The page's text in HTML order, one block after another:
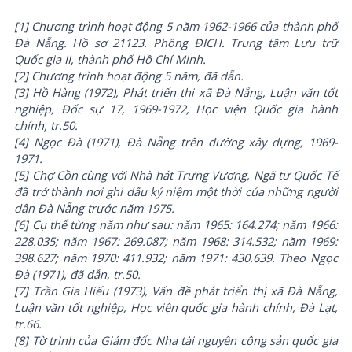
[1] Chương trình hoạt động 5 năm 1962-1966 của thành phố
Đà Nẵng. Hồ sơ 21123. Phông ĐICH. Trung tâm Lưu trữ
Quốc gia II, thành phố Hồ Chí Minh.
[2] Chương trình hoạt động 5 năm, đã dẫn.
[3] Hồ Hàng (1972), Phát triển thị xã Đà Nẵng, Luận văn tốt
nghiệp, Đốc sự 17, 1969-1972, Học viện Quốc gia hành
chính, tr.50.
[4] Ngọc Đà (1971), Đà Nẵng trên đường xây dựng, 1969-
1971.
[5] Chợ Cồn cùng với Nhà hát Trưng Vương, Ngã tư Quốc Tế
đã trở thành nơi ghi dấu kỷ niệm một thời của những người
dân Đà Nẵng trước năm 1975.
[6] Cụ thể từng năm như sau: năm 1965: 164.274; năm 1966:
228.035; năm 1967: 269.087; năm 1968: 314.532; năm 1969:
398.627; năm 1970: 411.932; năm 1971: 430.639. Theo Ngọc
Đà (1971), đã dẫn, tr.50.
[7] Trần Gia Hiếu (1973), Vấn đề phát triển thị xã Đà Nẵng,
Luận văn tốt nghiệp, Học viện quốc gia hành chính, Đà Lạt,
tr.66.
[8] Tờ trình của Giám đốc Nha tài nguyên công sản quốc gia